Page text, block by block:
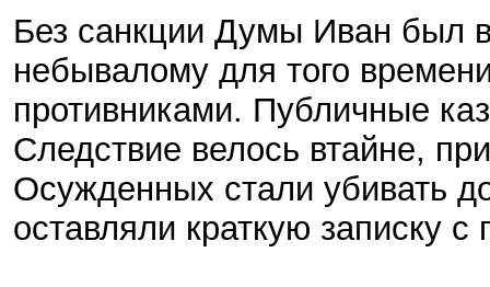
Без санкции Думы Иван был
небывалому для того
противниками. Публичные
Следствие велось втайне,
Осужденных стали убивать
оставляли краткую записку